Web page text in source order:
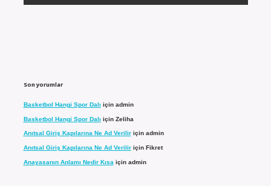
Son yorumlar
Basketbol Hangi Spor Dalı için admin
Basketbol Hangi Spor Dalı için Zeliha
Anıtsal Giriş Kapılarına Ne Ad Veriliriçin admin
Anıtsal Giriş Kapılarına Ne Ad Veriliriçin Fikret
Anayasanın Anlamı Nedir Kısa için admin